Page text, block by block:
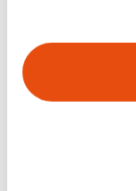
KOLF MATERIAAL
GEWICHT